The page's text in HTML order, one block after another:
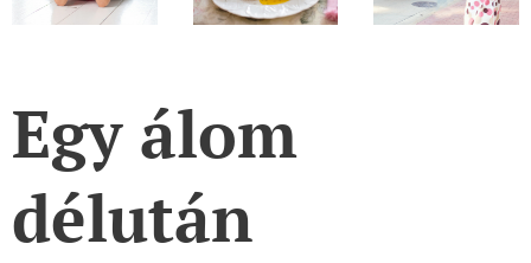
Egy álom
délután